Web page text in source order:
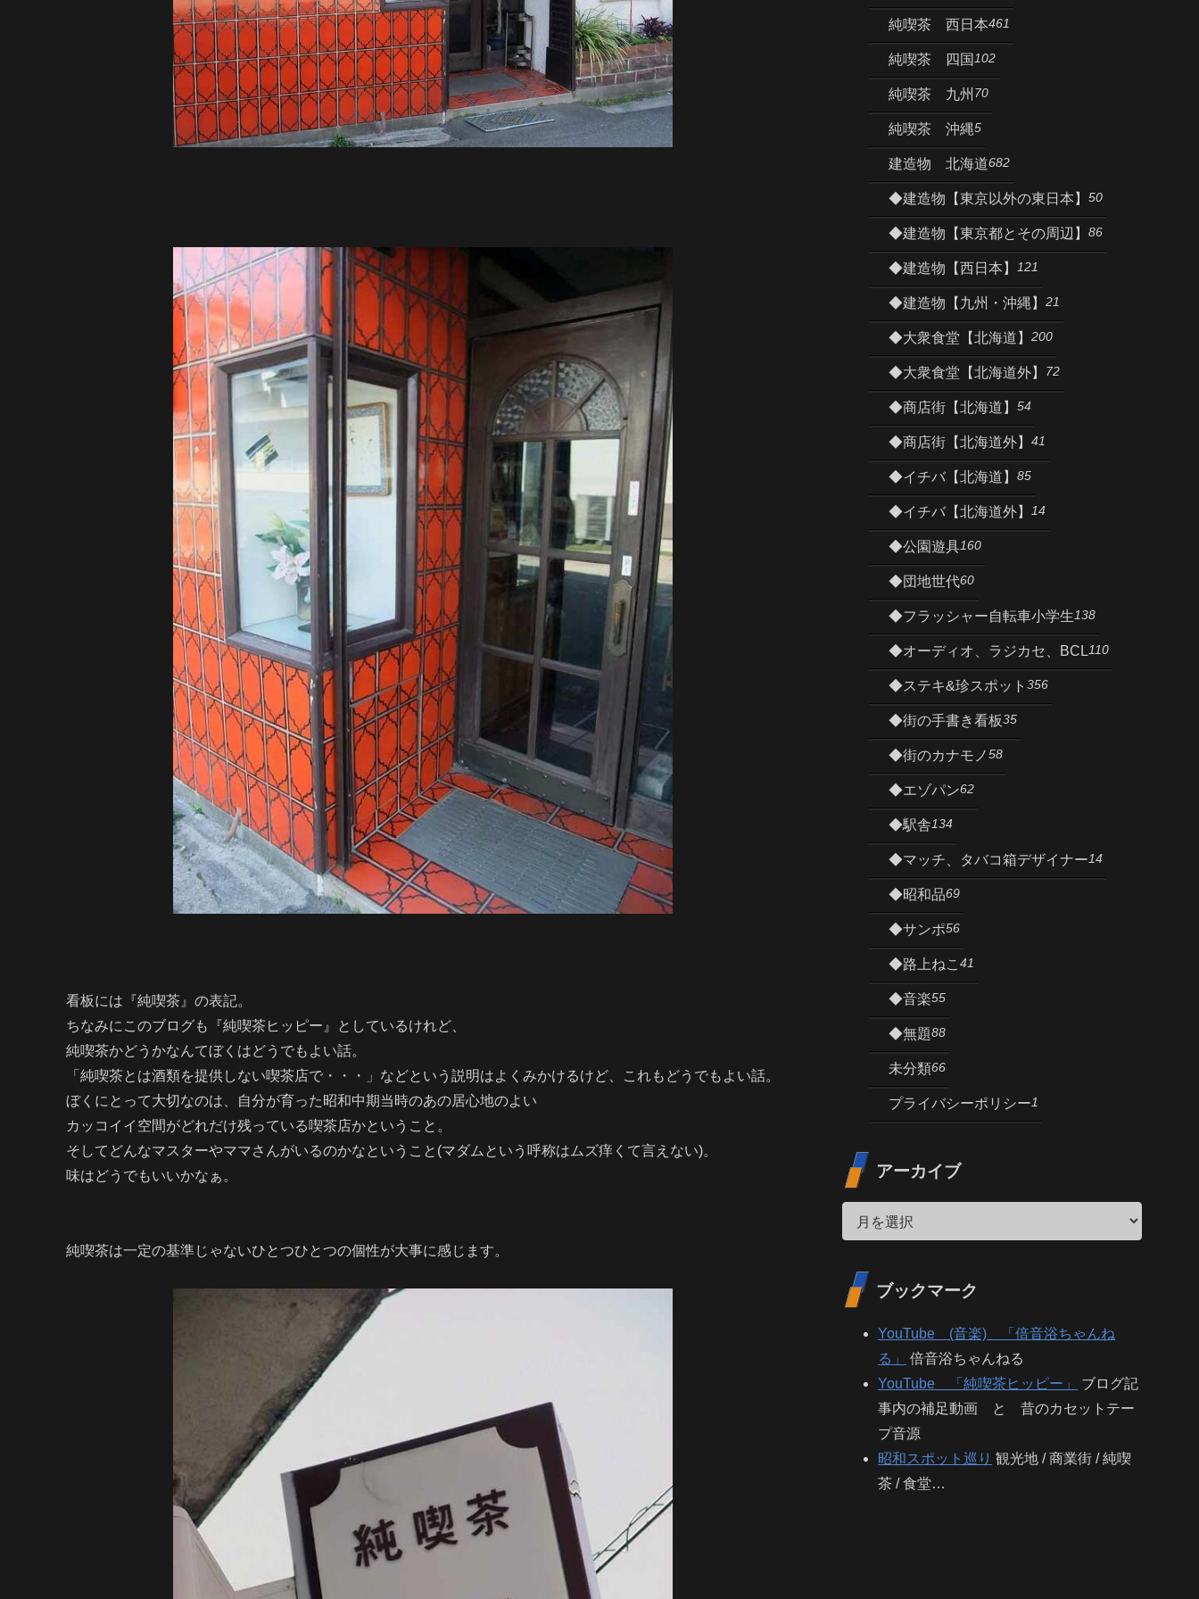
看板には『純喫茶』の表記。
ちなみにこのブログも『純喫茶ヒッピー』としているけれど、
純喫茶かどうかなんてぼくはどうでもよい話。
「純喫茶とは酒類を提供しない喫茶店で・・・」などという説明はよくみかけるけど、これもどうでもよい話。
ぼくにとって大切なのは、自分が育った昭和中期当時のあの居心地のよい
カッコイイ空間がどれだけ残っている喫茶店かということ。
そしてどんなマスターやママさんがいるのかなということ(マダムという呼称はムズ痒くて言えない)。
味はどうでもいいかなぁ。
純喫茶は一定の基準じゃないひとつひとつの個性が大事に感じます。
純喫茶 西日本461
純喫茶 四国 102
純喫茶 九州 70
純喫茶 沖縄5
建造物 北海道682
◆建造物【東京以外の東日本】 50
◆建造物【東京都とその周辺】 86
◆建造物【西日本】 121
◆建造物【九州・沖縄】 21
◆大衆食堂【北海道】 200
◆大衆食堂【北海道外】 72
◆商店街【北海道】 54
◆商店街【北海道外】 41
◆イチバ【北海道】 85
◆イチバ【北海道外】 14
◆公園遊具160
◆団地世代60
◆フラッシャー自転車小学生138
◆オーディオ、ラジカセ、BCL110
◆ステキ&珍スポット 356
◆街の手書き看板35
◆街のカナモノ58
◆エゾパン62
◆駅舎134
◆マッチ、タバコ箱デザイナー14
◆昭和品69
◆サンポ56
◆路上ねこ 41
◆音楽55
◆無題88
未分類66
プライバシーポリシー1
アーカイブ
ブックマーク
YouTube (音楽) 「倍音浴ちゃんね
る」
倍音浴ちゃんねる
YouTube 「純喫茶ヒッピー」
ブログ記
事内の補足動画 と 昔のカセットテー
プ音源
昭和スポット巡り 観光地 / 商業街 / 純喫
茶 / 食堂…